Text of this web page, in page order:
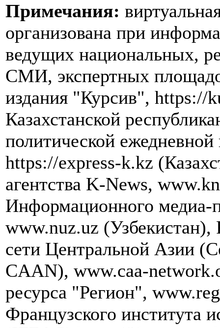
Примечания:
организована при
ведущих национальных,
СМИ, экспертных
издания "Курсив", https://
Казахстанской
политической
https://express-k.kz
агентства K-News,
Информационного медиа-
www.nuz.uz (Узбекистан),
сети Центральной Азии
CAAN), www.caa-
ресурса "Регион",
Французского института